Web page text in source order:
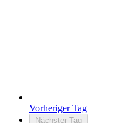
Vorheriger Tag
Nächster Tag